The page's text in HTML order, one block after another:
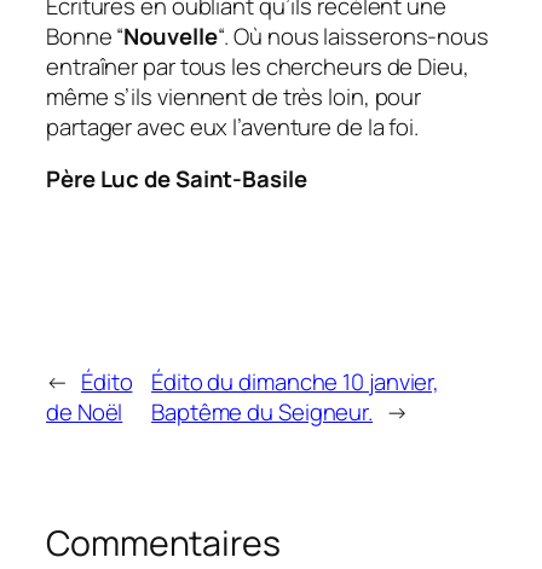
Bonne “Nouvelle“. Où nous laisserons-nous
entraîner par tous les chercheurs de Dieu,
même s’ils viennent de très loin, pour
partager avec eux l’aventure de la foi.
Père Luc de Saint-Basile
← Édito
de Noël
Édito du dimanche 10 janvier,
Baptême du Seigneur. →
Commentaires